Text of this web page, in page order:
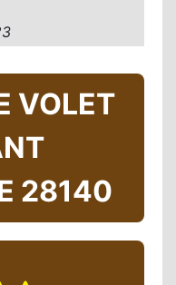
VOLET
28140